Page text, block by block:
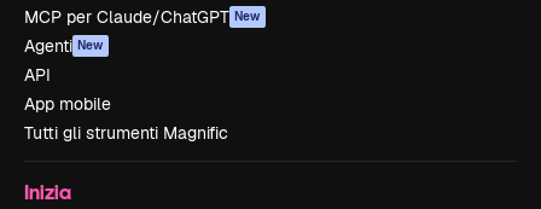
MCP per Claude/ChatGPT New
Agenti New
API
App mobile
Tutti gli strumenti Magnific
Inizia